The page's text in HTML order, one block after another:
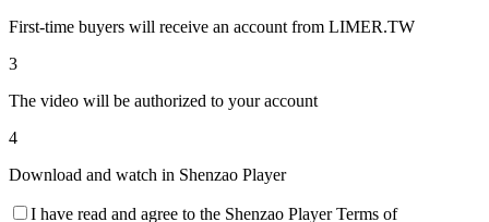
First-time buyers will receive an account from LIMER.TW
3
The video will be authorized to your account
4
Download and watch in Shenzao Player
I have read and agree to the Shenzao Player Terms of